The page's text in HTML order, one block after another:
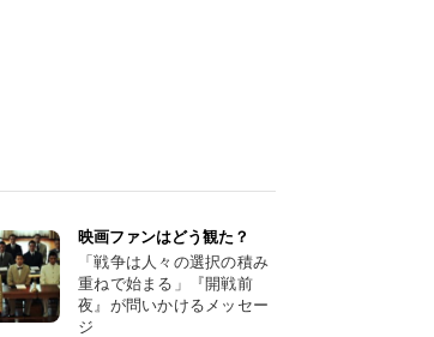
映画ファンはどう観た？
「戦争は人々の選択の積み
重ねで始まる」『開戦前
夜』が問いかけるメッセー
ジ